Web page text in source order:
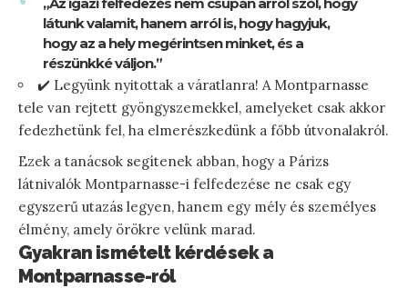
látunk valamit, hanem arról is, hogy hagyjuk,
hogy az a hely megérintsen minket, és a
részünkké váljon.”
✔️ Legyünk nyitottak a váratlanra! A Montparnasse
tele van rejtett gyöngyszemekkel, amelyeket csak akkor
fedezhetünk fel, ha elmerészkedünk a főbb útvonalakról.
Ezek a tanácsok segítenek abban, hogy a Párizs
látnivalók Montparnasse-i felfedezése ne csak egy
egyszerű utazás legyen, hanem egy mély és személyes
élmény, amely örökre velünk marad.
Gyakran ismételt kérdések a
Montparnasse-ról